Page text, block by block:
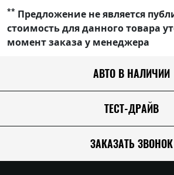
** Предложение не является
стоимость для данного товара
момент заказа у менеджера
АВТО В НАЛИЧИИ
ТЕСТ-ДРАЙВ
ЗАКАЗАТЬ ЗВОНОК